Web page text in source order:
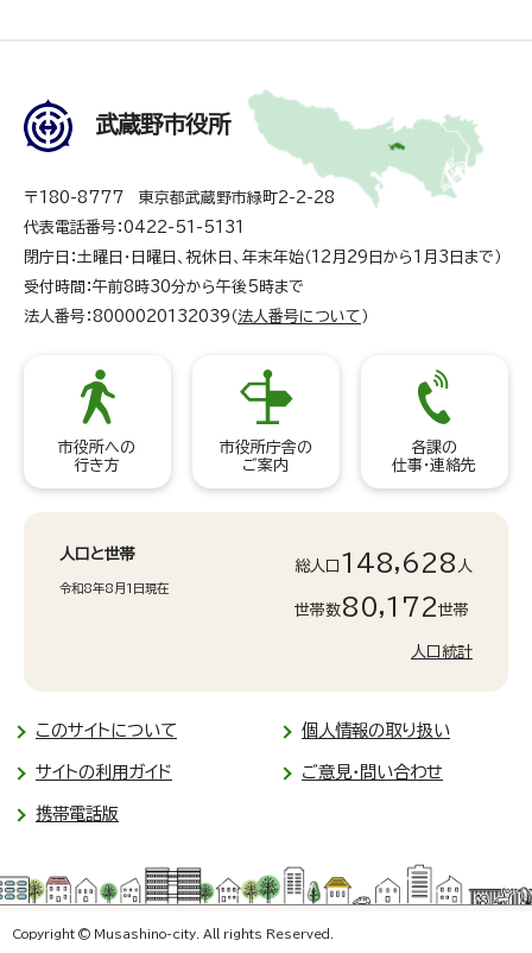
武蔵野市役所
〒180-8777 東京都武蔵野市緑町2-2-28
代表電話番号：0422-51-5131
閉庁日：土曜日・日曜日、祝休日、年末年始（12月29日から1月3日まで）
受付時間：午前8時30分から午後5時まで
法人番号：8000020132039（ 法人番号について ）
市役所への
行き方
市役所庁舎の
ご案内
各課の
仕事・連絡先
人口と世帯
令和8年8月1日現在
総人口 148,628 人
世帯数80,172世帯
人口統計
このサイトについて 個人情報の取り扱い
サイトの利用ガイド ご意見・問い合わせ
携帯電話版
Copyright © Musashino-city. All rights Reserved.